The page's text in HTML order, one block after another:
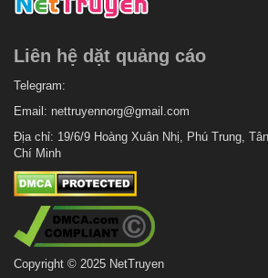
Liên hệ dặt quảng cáo
Telegram:
Email: nettruyennorg@gmail.com
Địa chỉ: 19/6/9 Hoàng Xuân Nhị, Phú Trung,
Chí Minh
Copyright © 2025 NetTruyen